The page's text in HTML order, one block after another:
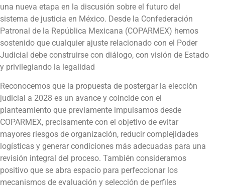
una nueva etapa en la discusión sobre el futuro del
sistema de justicia en México. Desde la Confederación
Patronal de la República Mexicana (COPARMEX) hemos
sostenido que cualquier ajuste relacionado con el Poder
Judicial debe construirse con diálogo, con visión de Estado
y privilegiando la legalidad
Reconocemos que la propuesta de postergar la elección
judicial a 2028 es un avance y coincide con el
planteamiento que previamente impulsamos desde
COPARMEX, precisamente con el objetivo de evitar
mayores riesgos de organización, reducir complejidades
logísticas y generar condiciones más adecuadas para una
revisión integral del proceso. También consideramos
positivo que se abra espacio para perfeccionar los
mecanismos de evaluación y selección de perfiles